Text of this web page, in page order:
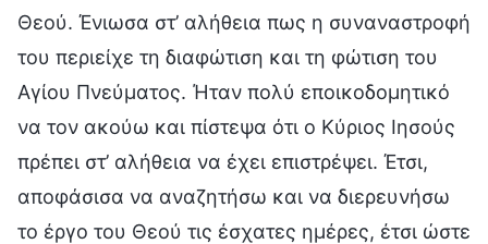
Θεού. Ένιωσα στ’ αλήθεια πως η συναναστροφή
του περιείχε τη διαφώτιση και τη φώτιση του
Αγίου Πνεύματος. Ήταν πολύ εποικοδομητικό
να τον ακούω και πίστεψα ότι ο Κύριος Ιησούς
πρέπει στ’ αλήθεια να έχει επιστρέψει. Έτσι,
αποφάσισα να αναζητήσω και να διερευνήσω
το έργο του Θεού τις έσχατες ημέρες, έτσι ώστε